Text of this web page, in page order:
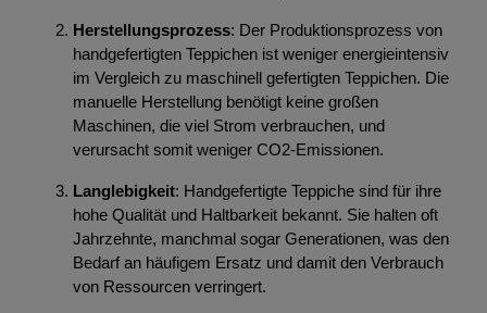
Herstellungsprozess: Der Produktionsprozess von
handgefertigten Teppichen ist weniger energieintensiv
im Vergleich zu maschinell gefertigten Teppichen. Die
manuelle Herstellung benötigt keine großen
Maschinen, die viel Strom verbrauchen, und
verursacht somit weniger CO2-Emissionen.
Langlebigkeit: Handgefertigte Teppiche sind für ihre
hohe Qualität und Haltbarkeit bekannt. Sie halten oft
Jahrzehnte, manchmal sogar Generationen, was den
Bedarf an häufigem Ersatz und damit den Verbrauch
von Ressourcen verringert.